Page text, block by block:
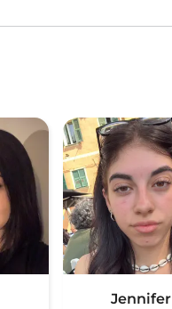
Jennifer